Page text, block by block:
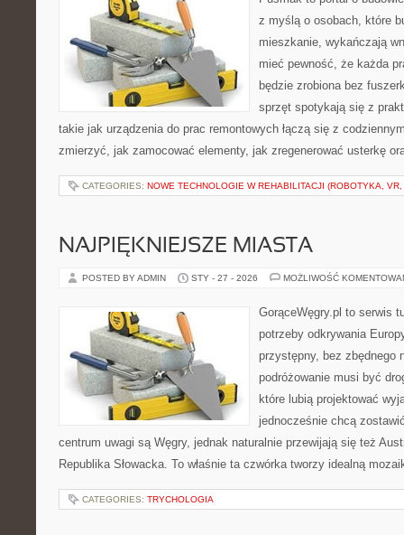
z myślą o osobach, które
mieszkanie, wykańczają
mieć pewność, że każda
będzie zrobiona bez
sprzęt spotykają się z
takie jak urządzenia do prac remontowych łączą się z
zmierzyć, jak zamocować elementy, jak zregenerować usterkę
CATEGORIES: NOWE TECHNOLOGIE W REHABILITACJI (ROBOTYKA,
NAJPIĘKNIEJSZE MIASTA
POSTED BY ADMIN STY - 27 - 2026 MOŻLIWOŚĆ
GorąceWęgry.pl to serwis
potrzeby odkrywania
przystępny, bez zbędnego
podróżowanie musi być
które lubią projektować
jednocześnie chcą
centrum uwagi są Węgry, jednak naturalnie przewijają się też
Republika Słowacka. To właśnie ta czwórka tworzy idealną
CATEGORIES: TRYCHOLOGIA